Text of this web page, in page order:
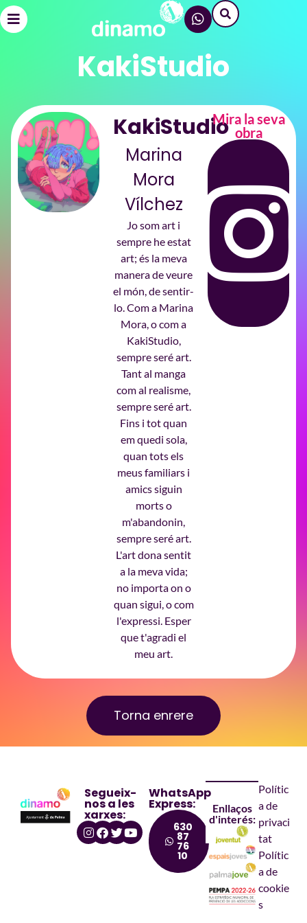
KakiStudio
KakiStudio
Marina
Mora
Vílchez
Jo som art i
sempre he estat
art; és la meva
manera de veure
el món, de sentir-
lo. Com a Marina
Mora, o com a
KakiStudio,
sempre seré art.
Tant al manga
com al realisme,
sempre seré art.
Fins i tot quan
em quedi sola,
quan tots els
meus familiars i
amics siguin
morts o
m'abandonin,
sempre seré art.
L'art dona sentit
a la meva vida;
no importa on o
quan sigui, o com
l'expressi. Esper
que t'agradi el
meu art.
Mira la seva
obra
Torna enrere
Segueix-
nos a les
xarxes:
WhatsApp
Express:
630
87
76
10
Enllaços
d'interés:
Polític
a de
privaci
tat
Polític
a de
cookie
s